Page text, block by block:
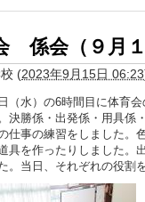
係会（９月
(2023年9月15日 06:23
（水）の6時間目に体育
決勝係・出発係・用具係
仕事の練習をしました。
具を作ったりしました。
。当日、それぞれの役割